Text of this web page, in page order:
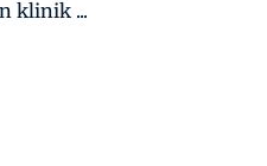
klinik ...